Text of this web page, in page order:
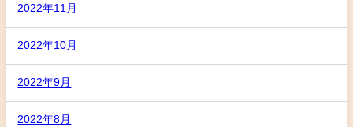
2022年11月
2022年10月
2022年9月
2022年8月